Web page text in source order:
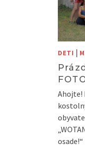
DETI |
Ahojte!